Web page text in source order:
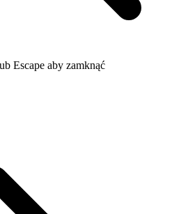
Escape aby zamknąć